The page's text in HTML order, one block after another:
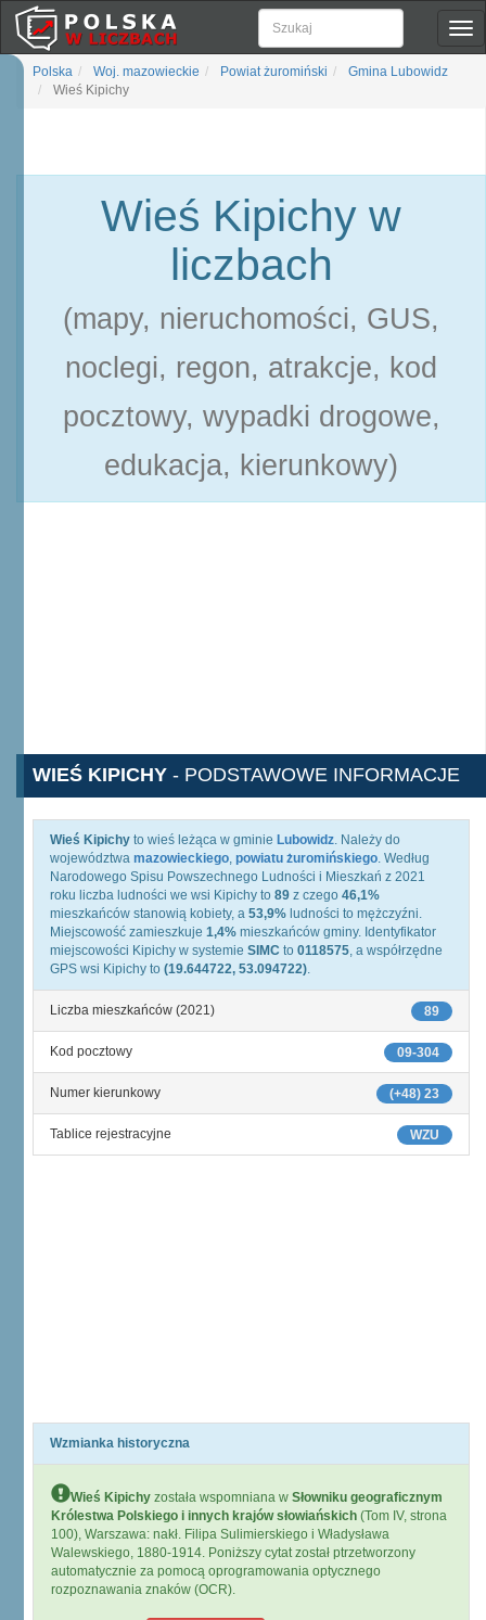
Polska Woj. mazowieckie Powiat żuromiński
Gmina Lubowidz
Wieś Kipichy
Wieś Kipichy w
liczbach
(mapy, nieruchomości, GUS,
noclegi, regon, atrakcje, kod
pocztowy, wypadki drogowe,
edukacja, kierunkowy)
WIEŚ KIPICHY - PODSTAWOWE INFORMACJE
Wieś Kipichy to wieś leżąca w gminie Lubowidz. Należy do
województwa mazowieckiego, powiatu żuromińskiego. Według
Narodowego Spisu Powszechnego Ludności i Mieszkań z 2021
roku liczba ludności we wsi Kipichy to 89 z czego 46,1%
mieszkańców stanowią kobiety, a 53,9% ludności to mężczyźni.
Miejscowość zamieszkuje 1,4% mieszkańców gminy. Identyfikator
miejscowości Kipichy w systemie SIMC to 0118575, a współrzędne
GPS wsi Kipichy to (19.644722, 53.094722).
89
Liczba mieszkańców (2021)
09-304
Kod pocztowy
(+48) 23
Numer kierunkowy
WZU
Tablice rejestracyjne
Wzmianka historyczna
Wieś Kipichy została wspomniana w Słowniku geograficznym
Królestwa Polskiego i innych krajów słowiańskich (Tom IV, strona
100), Warszawa: nakł. Filipa Sulimierskiego i Władysława
Walewskiego, 1880-1914. Poniższy cytat został ptrzetworzony
automatycznie za pomocą oprogramowania optycznego
rozpoznawania znaków (OCR).